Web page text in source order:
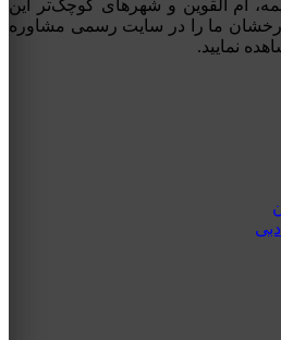
ام القوین و شهرهای کوچک‌تر این
ما را در سایت رسمی مشاوره